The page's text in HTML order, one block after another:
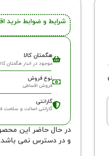
شرایط و ضوابط خرید
هگمتان کالا
موجود در انبار هگمتان
نوع فروش
فروش اقساطی
گارانتی
گارانتی اصالت و سلامت
در حال حاضر این
و در دسترس نمی باشد.